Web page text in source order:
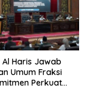
Haris Jawab
Umum Fraksi
Perkuat